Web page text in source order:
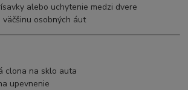
alebo uchytenie medzi dvere
väčšinu osobných áut
clona na sklo auta
upevnenie